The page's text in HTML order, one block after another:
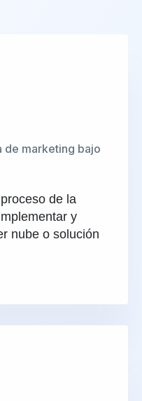
de marketing bajo
de la
y
nube o solución